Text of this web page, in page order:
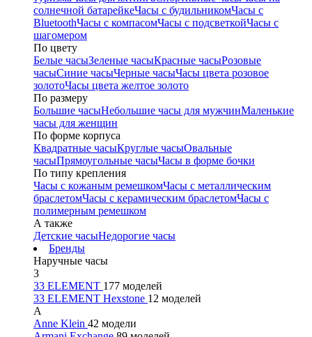
солнечной батарейкеЧасы с будильникомЧасы с
BluetoothЧасы с компасомЧасы с подсветкойЧасы с
шагомером
По цвету
Белые часыЗеленые часыКрасные часыРозовые
часыСиние часыЧерные часыЧасы цвета розовое
золотоЧасы цвета желтое золото
По размеру
Большие часыНебольшие часы для мужчинМаленькие
часы для женщин
По форме корпуса
Квадратные часыКруглые часыОвальные
часыПрямоугольные часыЧасы в форме бочки
По типу крепления
Часы с кожаным ремешкомЧасы с металлическим
браслетомЧасы с керамическим браслетомЧасы с
полимерным ремешком
А также
Детские часыНедорогие часы
Бренды
Наручные часы
3
33 ELEMENT 177 моделей
33 ELEMENT Hexstone 12 моделей
A
Anne Klein 42 модели